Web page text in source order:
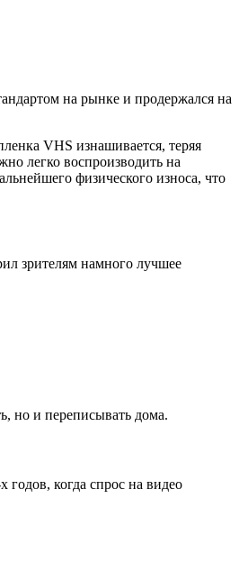
на рынке и продержался на
VHS изнашивается, теряя
легко воспроизводить на
физического износа, что
зрителям намного лучшее
но и переписывать дома.
когда спрос на видео